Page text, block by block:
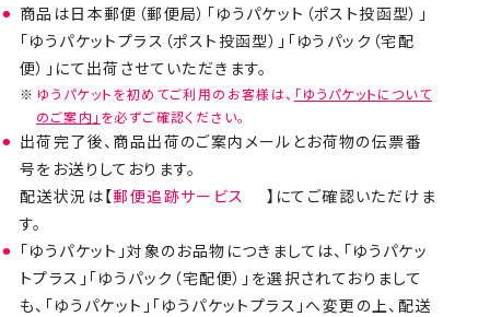
商品は日本郵便（郵便局）「ゆうパケット（ポスト投函型）」
「ゆうパケットプラス（ポスト投函型）」「ゆうパック（宅配
便）」にて出荷させていただきます。
ゆうパケットを初めてご利用のお客様は、 「ゆうパケットについて
のご案内」 を必ずご確認ください。
出荷完了後、商品出荷のご案内メールとお荷物の伝票番
号をお送りしております。
配送状況は【郵便追跡サービス
】にてご確認いただけま
す。
「ゆうパケット」対象のお品物につきましては、「ゆうパケッ
トプラス」「ゆうパック（宅配便）」を選択されておりまして
も、「ゆうパケット」「ゆうパケットプラス」へ変更の上、配送